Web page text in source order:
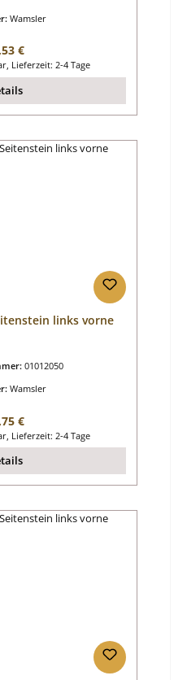
Wamsler
Preis:
€
Lieferzeit: 2-4 Tage
links vorne
01012050
Wamsler
Preis:
€
Lieferzeit: 2-4 Tage